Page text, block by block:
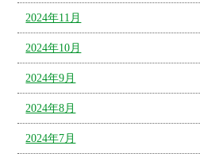
2024年11月
2024年10月
2024年9月
2024年8月
2024年7月